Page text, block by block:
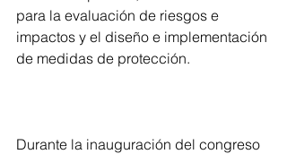
para la evaluación de riesgos e
impactos y el diseño e implementación
de medidas de protección.
Durante la inauguración del congreso